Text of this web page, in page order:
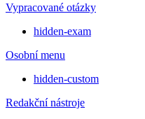
Vypracované otázky
hidden-exam
Osobní menu
hidden-custom
Redakční nástroje